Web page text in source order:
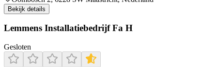
Bekijk details
Lemmens Installatiebedrijf Fa H
Gesloten